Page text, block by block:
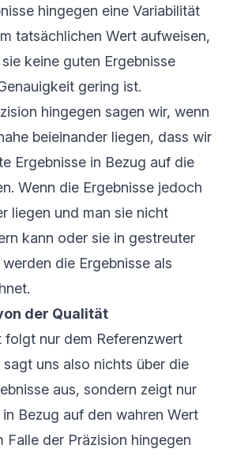
hingegen eine Variabilität
tatsächlichen Wert aufweisen,
keine guten Ergebnisse
gering ist.
hingegen sagen wir, wenn
beieinander liegen, dass wir
Ergebnisse in Bezug auf die
Wenn die Ergebnisse jedoch
liegen und man sie nicht
kann oder sie in gestreuter
die Ergebnisse als
der Qualität
folgt nur dem Referenzwert
sagt uns also nichts über die
aus, sondern zeigt nur
Bezug auf den wahren Wert
Falle der Präzision hingegen